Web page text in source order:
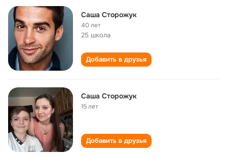
Саша Сторожук
40 лет
25 школа
Добавить в друзья
Саша Сторожук
15 лет
Добавить в друзья